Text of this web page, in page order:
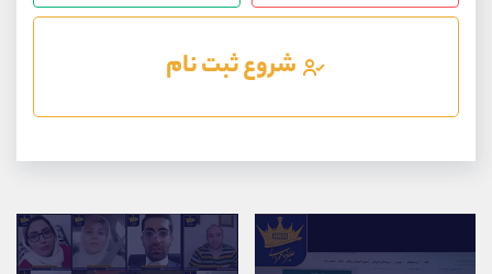
شروع ثبت نام